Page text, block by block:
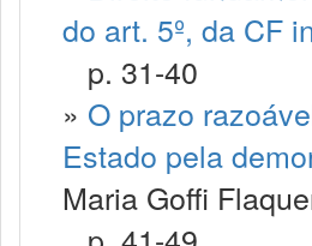
do art. 5º, da CF
p. 31-40
» O prazo
Estado pela
Maria Goffi